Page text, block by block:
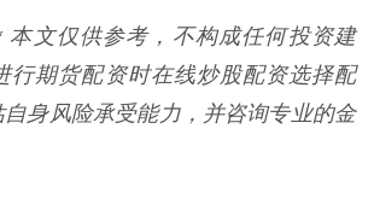
本文仅供参考，不构成任何投资建
行期货配资时在线炒股配资选择配
自身风险承受能力，并咨询专业的金